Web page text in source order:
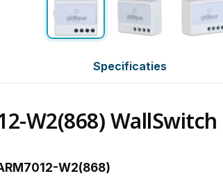
Specificaties
W2(868) WallSwitch
W2(868)